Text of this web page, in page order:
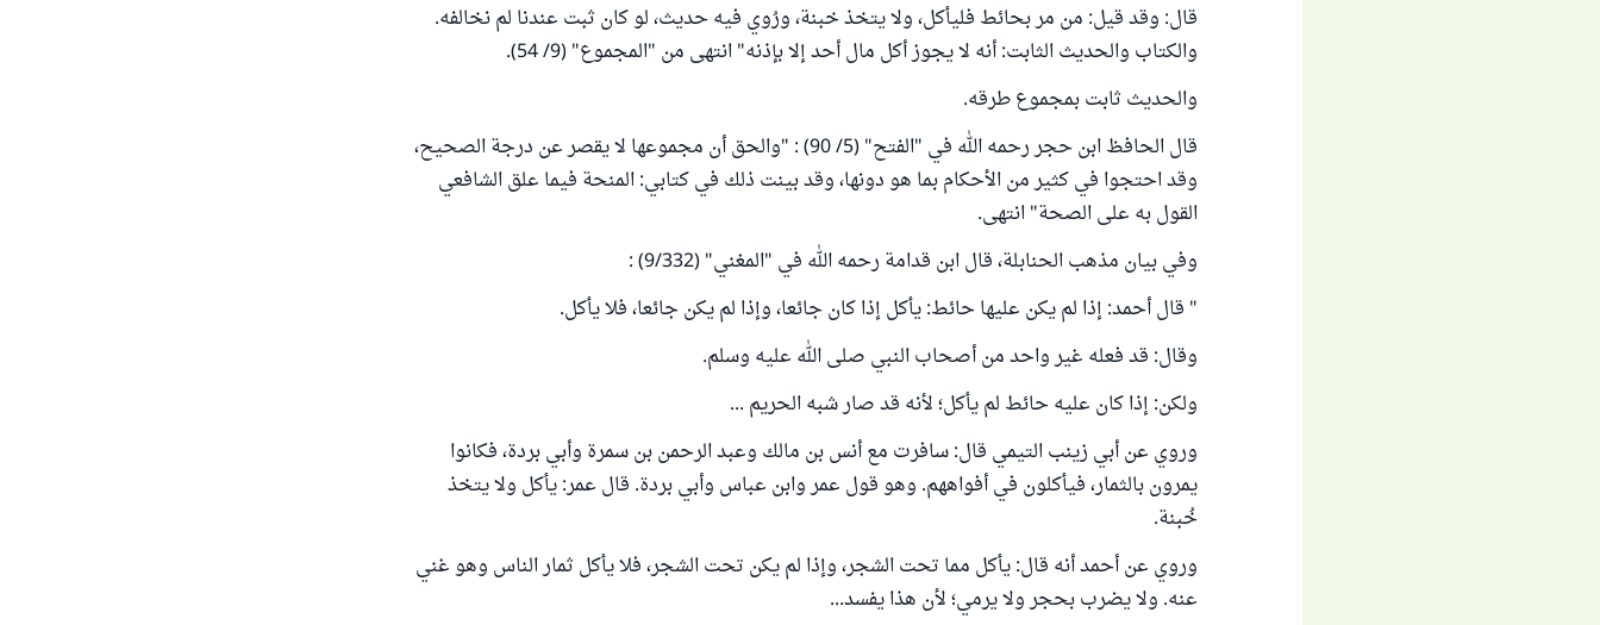
قال: وقد قيل: من مر بحائط فليأكل، ولا يتخذ خبنة، ورُوي فيه حديث، لو كان ثبت عندنا لم نخالفه.
والكتاب والحديث الثابت: أنه لا يجوز أكل مال أحد إلا بإذنه" انتهى من "المجموع" (9/ 54).
والحديث ثابت بمجموع طرقه.
قال الحافظ ابن حجر رحمه الله في "الفتح" (5/ 90) : "والحق أن مجموعها لا يقصر عن درجة الصحيح،
وقد احتجوا في كثير من الأحكام بما هو دونها، وقد بينت ذلك في كتابي: المنحة فيما علق الشافعي
القول به على الصحة" انتهى.
وفي بيان مذهب الحنابلة، قال ابن قدامة رحمه الله في "المغني" (9/332) :
" قال أحمد: إذا لم يكن عليها حائط: يأكل إذا كان جائعا، وإذا لم يكن جائعا، فلا يأكل.
وقال: قد فعله غير واحد من أصحاب النبي صلى الله عليه وسلم.
ولكن: إذا كان عليه حائط لم يأكل؛ لأنه قد صار شبه الحريم ...
وروي عن أبي زينب التيمي قال: سافرت مع أنس بن مالك وعبد الرحمن بن سمرة وأبي بردة، فكانوا
يمرون بالثمار، فيأكلون في أفواههم. وهو قول عمر وابن عباس وأبي بردة. قال عمر: يأكل ولا يتخذ
خُبنة.
وروي عن أحمد أنه قال: يأكل مما تحت الشجر، وإذا لم يكن تحت الشجر، فلا يأكل ثمار الناس وهو غني
عنه. ولا يضرب بحجر ولا يرمي؛ لأن هذا يفسد...